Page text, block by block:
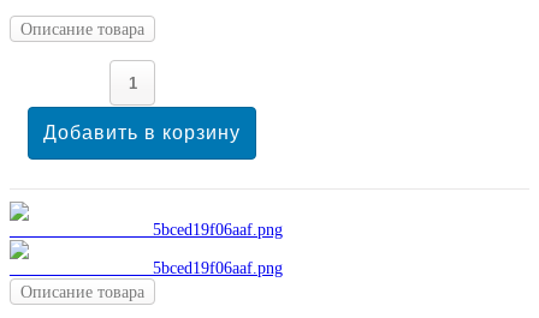
Описание товара
Описание товара